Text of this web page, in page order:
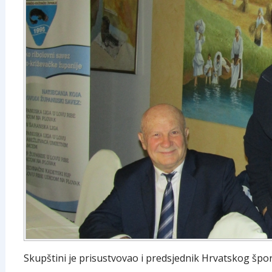
Skupštini je prisustvovao i predsjednik Hrvatskog